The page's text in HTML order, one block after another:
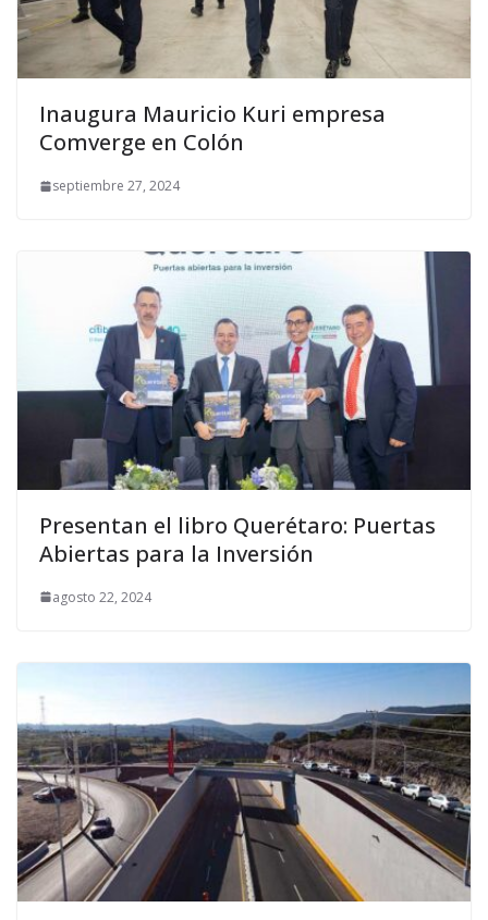
Inaugura Mauricio Kuri empresa
Comverge en Colón
septiembre 27, 2024
Presentan el libro Querétaro: Puertas
Abiertas para la Inversión
agosto 22, 2024